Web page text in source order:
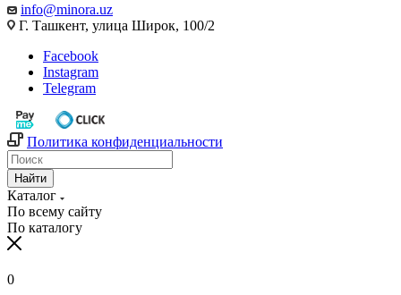
info@minora.uz
Г. Ташкент, улица Широк, 100/2
Facebook
Instagram
Telegram
Политика конфиденциальности
Найти
Каталог
По всему сайту
По каталогу
0